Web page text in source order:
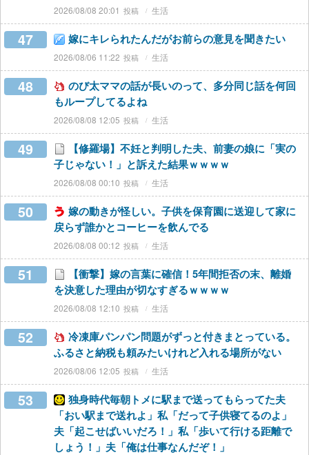
2026/08/08 20:01 生活
47 嫁にキレられたんだがお前らの意見を聞きたい
2026/08/06 11:22 生活
48
のび太ママの話が長いのって、多分同じ話を何回
もループしてるよね
2026/08/08 12:05 生活
49
【修羅場】不妊と判明した夫、前妻の娘に「実の
子じゃない！」と訴えた結果ｗｗｗｗ
2026/08/08 00:10 生活
50
嫁の動きが怪しい。子供を保育園に送迎して家に
戻らず誰かとコーヒーを飲んでる
2026/08/08 00:12 生活
51
【衝撃】嫁の言葉に確信！5年間拒否の末、離婚
を決意した理由が切なすぎるｗｗｗｗ
2026/08/08 12:10 生活
52
冷凍庫パンパン問題がずっと付きまとっている。
ふるさと納税も頼みたいけれど入れる場所がない
2026/08/06 12:05 生活
53
独身時代毎朝トメに駅まで送ってもらってた夫
「おい駅まで送れよ」私「だって子供寝てるのよ」
夫「起こせばいいだろ！」私「歩いて行ける距離で
しょう！」夫「俺は仕事なんだぞ！」